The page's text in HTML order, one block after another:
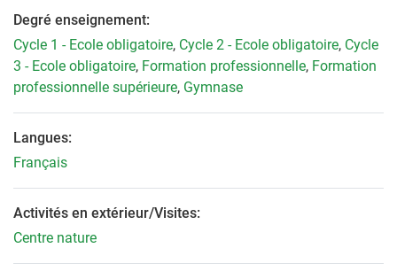
Degré enseignement:
Cycle 1 - Ecole obligatoire, Cycle 2 - Ecole obligatoire, Cycle
3 - Ecole obligatoire, Formation professionnelle, Formation
professionnelle supérieure, Gymnase
Langues:
Français
Activités en extérieur/Visites:
Centre nature